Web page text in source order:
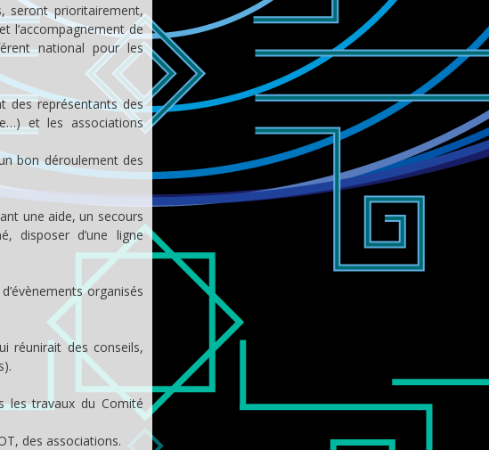
seront prioritairement,
l’accompagnement de
national pour les
des représentants des
et les associations
bon déroulement des
une aide, un secours
disposer d’une ligne
organisés
réunirait des conseils,
les travaux du Comité
des associations.